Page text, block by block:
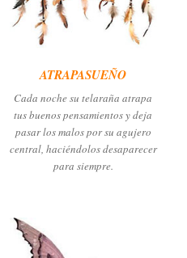
ATRAPASUEÑO
Cada noche su telaraña atrapa
tus buenos pensamientos y deja
pasar los malos por su agujero
central, haciéndolos desaparecer
para siempre.